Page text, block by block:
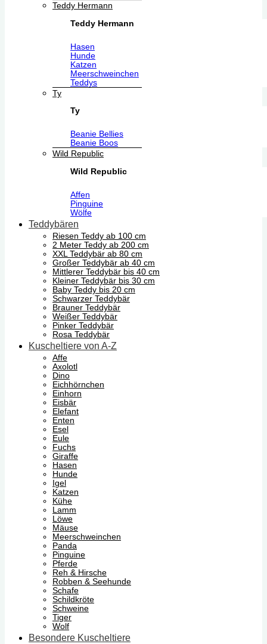
Teddy Hermann
Teddy Hermann
Hasen
Hunde
Katzen
Meerschweinchen
Teddys
Ty
Ty
Beanie Bellies
Beanie Boos
Wild Republic
Wild Republic
Affen
Pinguine
Wölfe
Teddybären
Riesen Teddy ab 100 cm
2 Meter Teddy ab 200 cm
XXL Teddybär ab 80 cm
Großer Teddybär ab 40 cm
Mittlerer Teddybär bis 40 cm
Kleiner Teddybär bis 30 cm
Baby Teddy bis 20 cm
Schwarzer Teddybär
Brauner Teddybär
Weißer Teddybär
Pinker Teddybär
Rosa Teddybär
Kuscheltiere von A-Z
Affe
Axolotl
Dino
Eichhörnchen
Einhorn
Eisbär
Elefant
Enten
Esel
Eule
Fuchs
Giraffe
Hasen
Hunde
Igel
Katzen
Kühe
Lamm
Löwe
Mäuse
Meerschweinchen
Panda
Pinguine
Pferde
Reh & Hirsche
Robben & Seehunde
Schafe
Schildkröte
Schweine
Tiger
Wolf
Besondere Kuscheltiere